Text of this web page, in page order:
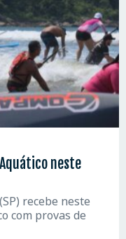
neste
recebe neste
com provas de